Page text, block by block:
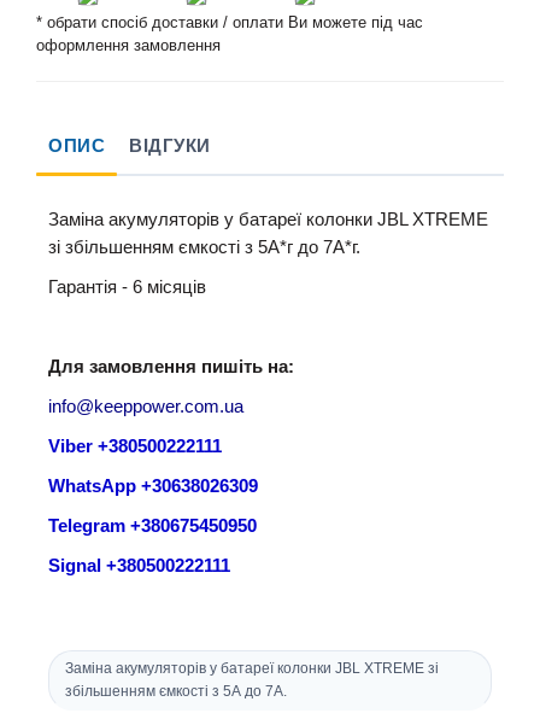
* обрати спосіб доставки / оплати Ви можете під час
оформлення замовлення
ОПИС ВІДГУКИ
Заміна акумуляторів у батареї колонки JBL XTREME
зі збільшенням ємкості з 5А*г до 7А*г.
Гарантія - 6 місяців
Для замовлення пишіть на:
info@keeppower.com.ua
Viber +380500222111
WhatsApp +30638026309
Telegram +380675450950
Signal +380500222111
Заміна акумуляторів у батареї колонки JBL XTREME зі
збільшенням ємкості з 5А до 7А.